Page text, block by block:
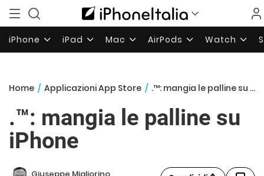
iPhone iPad Mac AirPods Watch
Home / Applicazioni App Store / .™: mangia le palline su iPhone
.™: mangia le palline su
iPhone
Giuseppe Migliorino